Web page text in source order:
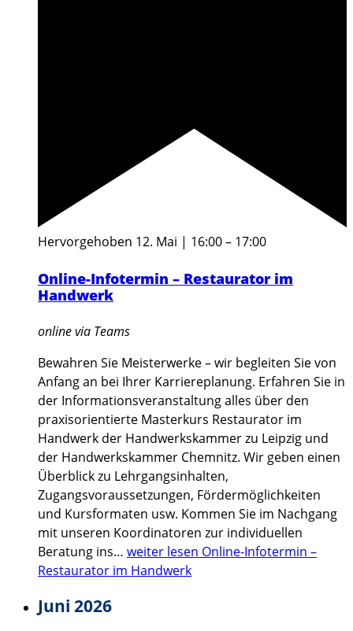
Hervorgehoben 12. Mai | 16:00– 17:00
Online-Infotermin – Restaurator im
Handwerk
online via Teams
Bewahren Sie Meisterwerke – wir begleiten Sie von
Anfang an bei Ihrer Karriereplanung. Erfahren Sie in
der Informationsveranstaltung alles über den
praxisorientierte Masterkurs Restaurator im
Handwerk der Handwerkskammer zu Leipzig und
der Handwerkskammer Chemnitz. Wir geben einen
Überblick zu Lehrgangsinhalten,
Zugangsvoraussetzungen, Fördermöglichkeiten
und Kursformaten usw. Kommen Sie im Nachgang
mit unseren Koordinatoren zur individuellen
Beratung ins… weiter lesen Online-Infotermin –
Restaurator im Handwerk
Juni 2026